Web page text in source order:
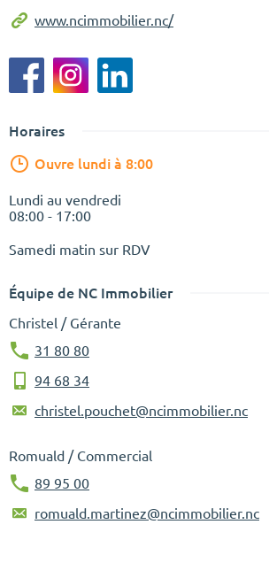
www.ncimmobilier.nc/
Horaires
Ouvre lundi à 8:00
Lundi au vendredi
08:00 - 17:00
Samedi matin sur RDV
Équipe de NC Immobilier
Christel / Gérante
31 80 80
94 68 34
christel.pouchet@ncimmobilier.nc
Romuald / Commercial
89 95 00
romuald.martinez@ncimmobilier.nc